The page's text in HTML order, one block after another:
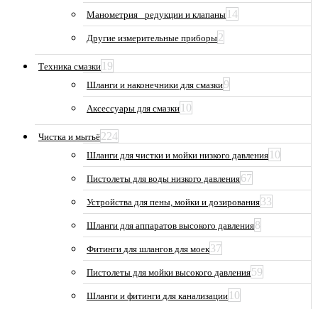
Манометрия_ редукции и клапаны 14
Другие измерительные приборы2
Техника смазки 19
Шланги и наконечники для смазки9
Аксессуары для смазки 10
Чистка и мытьё224
Шланги для чистки и мойки низкого давления 10
Пистолеты для воды низкого давления67
Устройства для пены, мойки и дозирования33
Шланги для аппаратов высокого давления8
Фитинги для шлангов для моек37
Пистолеты для мойки высокого давления59
Шланги и фитинги для канализации 10